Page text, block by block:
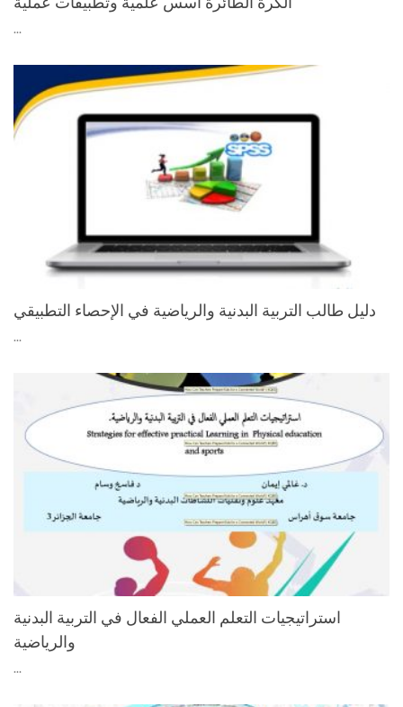
...
دليل طالب التربية البدنية والرياضية في الإحصاء التطبيقي
...
استراتیجیات التعلم العملي الفعال في التربیة البدنیة
والرياضية
...